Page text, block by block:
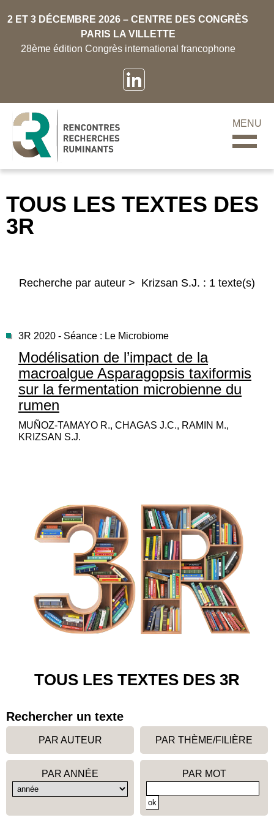
2 ET 3 DÉCEMBRE 2026 – CENTRE DES CONGRÈS
PARIS LA VILLETTE
28ème édition Congrès international francophone
MENU
TOUS LES TEXTES DES
3R
Recherche par auteur > Krizsan S.J. : 1 texte(s)
3R 2020 - Séance : Le Microbiome
Modélisation de l’impact de la
macroalgue Asparagopsis taxiformis
sur la fermentation microbienne du
rumen
MUÑOZ-TAMAYO R., CHAGAS J.C., RAMIN M.,
KRIZSAN S.J.
TOUS LES TEXTES DES 3R
Rechercher un texte
PAR AUTEUR PAR THÈME/FILIÈRE
PAR ANNÉE PAR MOT